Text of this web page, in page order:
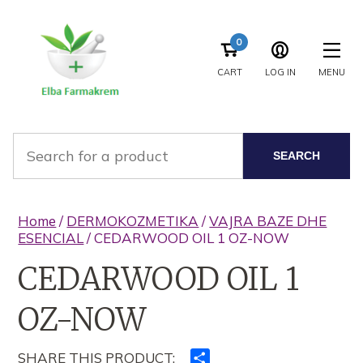
CART
0
LOG IN MENU
SEARCH
Home / DERMOKOZMETIKA /VAJRA BAZE DHE
ESENCIAL/ CEDARWOOD OIL 1 OZ-NOW
CEDARWOOD OIL 1
OZ-NOW
SHARE THIS PRODUCT: